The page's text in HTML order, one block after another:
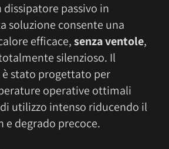
passivo in
soluzione consente una
efficace,senza ventole,
silenzioso. Il
stato progettato per
operative ottimali
utilizzo intenso riducendo il
e degrado precoce.